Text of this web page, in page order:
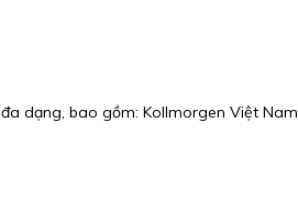
đa dạng, bao gồm: Kollmorgen Việt Nam